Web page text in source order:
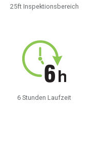
25ft Inspektionsbereich
6 Stunden Laufzeit